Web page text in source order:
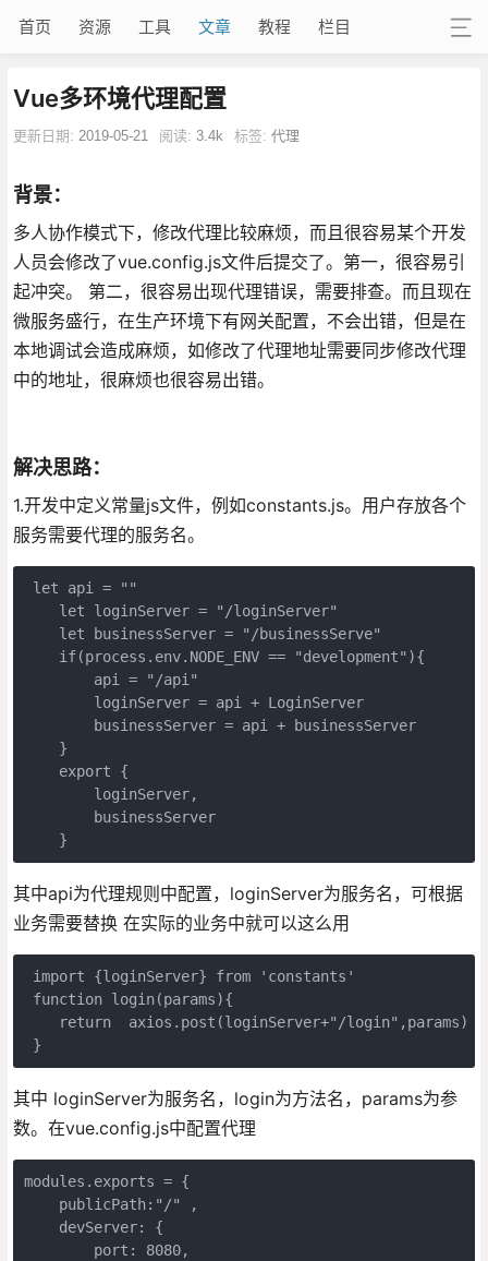
首页 资源 工具 文章 教程 栏目
Vue多环境代理配置
更新日期: 2019-05-21 阅读: 3.4k 标签: 代理
背景：
多人协作模式下，修改代理比较麻烦，而且很容易某个开发
人员会修改了vue.config.js文件后提交了。第一，很容易引
起冲突。 第二，很容易出现代理错误，需要排查。而且现在
微服务盛行，在生产环境下有网关配置，不会出错，但是在
本地调试会造成麻烦，如修改了代理地址需要同步修改代理
中的地址，很麻烦也很容易出错。
解决思路：
1.开发中定义常量js文件，例如constants.js。用户存放各个
服务需要代理的服务名。
let api = ""
    let loginServer = "/loginServer"
    let businessServer = "/businessServe"
    if(process.env.NODE_ENV == "development"){
        api = "/api"
        loginServer = api + LoginServer
        businessServer = api + businessServer
    }
    export {
        loginServer,
        businessServer
    }
其中api为代理规则中配置，loginServer为服务名，可根据
业务需要替换 在实际的业务中就可以这么用
import {loginServer} from 'constants'
function login(params){
    return  axios.post(loginServer+"/login",params)
}
其中 loginServer为服务名，login为方法名，params为参
数。在vue.config.js中配置代理
modules.exports = {
    publicPath:"/" ,
    devServer: {
        port: 8080,